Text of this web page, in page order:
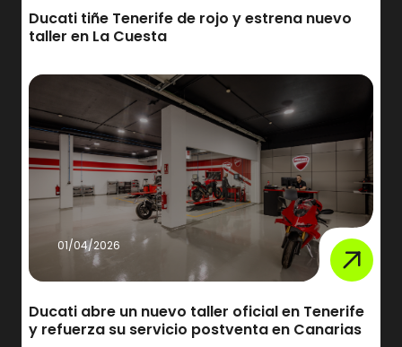
Ducati tiñe Tenerife de rojo y estrena nuevo
taller en La Cuesta
01/04/2026
Ducati abre un nuevo taller oficial en Tenerife
y refuerza su servicio postventa en Canarias